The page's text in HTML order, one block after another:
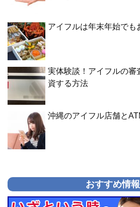
アイフルは年末年始でも
実体験談！アイフルの
資する方法
沖縄のアイフル店舗と
おすすめ情報